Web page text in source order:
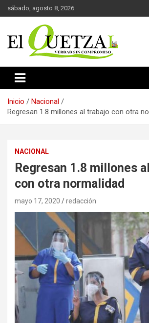
Saltar
al
sábado, agosto 8, 2026
El Quetzal de Cholula
Inicio
Nacional
Regresan 1.8 millones al trabajo con otra
NACIONAL
Regresan 1.8 millones
con otra normalidad
mayo 17, 2020 redacción